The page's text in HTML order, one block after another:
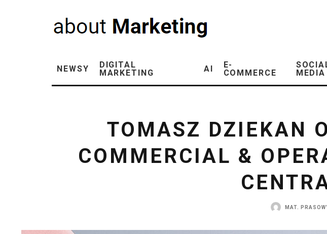
NEWSY
DIGITAL
MARKETING
AI
E-
COMMERCE
MEDIA
TOMASZ DZIEKAN
COMMERCIAL &
MAT.